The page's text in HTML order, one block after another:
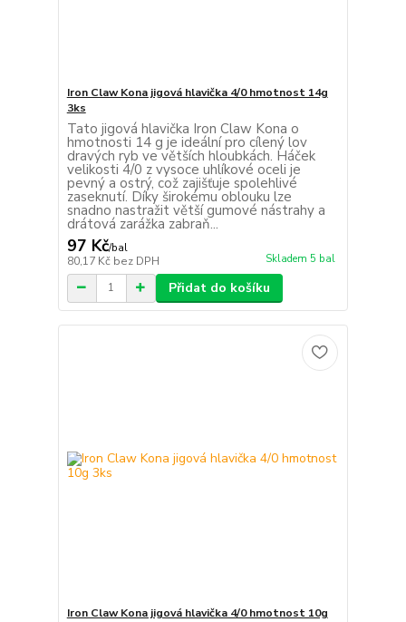
Iron Claw Kona jigová hlavička 4/0 hmotnost 14g
3ks
Tato jigová hlavička Iron Claw Kona o
hmotnosti 14 g je ideální pro cílený lov
dravých ryb ve větších hloubkách. Háček
velikosti 4/0 z vysoce uhlíkové oceli je
pevný a ostrý, což zajišťuje spolehlivé
zaseknutí. Díky širokému oblouku lze
snadno nastražit větší gumové nástrahy a
drátová zarážka zabraň...
97 Kč/bal
80,17 Kč bez DPH Skladem 5 bal
Přidat do košíku
Iron Claw Kona jigová hlavička 4/0 hmotnost 10g